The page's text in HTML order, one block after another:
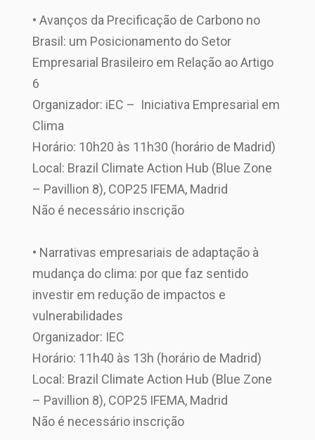
• Avanços da Precificação de Carbono no
Brasil: um Posicionamento do Setor
Empresarial Brasileiro em Relação ao Artigo
6
Organizador: iEC – Iniciativa Empresarial em
Clima
Horário: 10h20 às 11h30 (horário de Madrid)
Local: Brazil Climate Action Hub (Blue Zone
– Pavillion 8), COP25 IFEMA, Madrid
Não é necessário inscrição
• Narrativas empresariais de adaptação à
mudança do clima: por que faz sentido
investir em redução de impactos e
vulnerabilidades
Organizador: IEC
Horário: 11h40 às 13h (horário de Madrid)
Local: Brazil Climate Action Hub (Blue Zone
– Pavillion 8), COP25 IFEMA, Madrid
Não é necessário inscrição